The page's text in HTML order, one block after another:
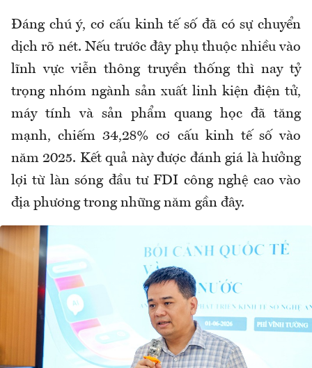
Đáng chú ý, cơ cấu kinh tế số đã có sự chuyển
dịch rõ nét. Nếu trước đây phụ thuộc nhiều vào
lĩnh vực viễn thông truyền thống thì nay tỷ
trọng nhóm ngành sản xuất linh kiện điện tử,
máy tính và sản phẩm quang học đã tăng
mạnh, chiếm 34,28% cơ cấu kinh tế số vào
năm 2025. Kết quả này được đánh giá là hưởng
lợi từ làn sóng đầu tư FDI công nghệ cao vào
địa phương trong những năm gần đây.